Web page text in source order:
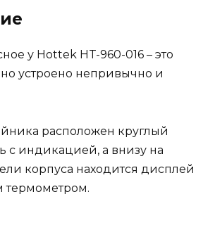
у Hottek HT-960-016 – это
устроено непривычно и
расположен круглый
с индикацией, а внизу на
корпуса находится дисплей
термометром.